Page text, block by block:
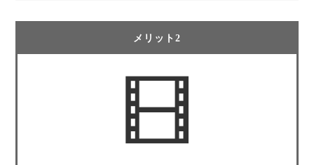
メリット2